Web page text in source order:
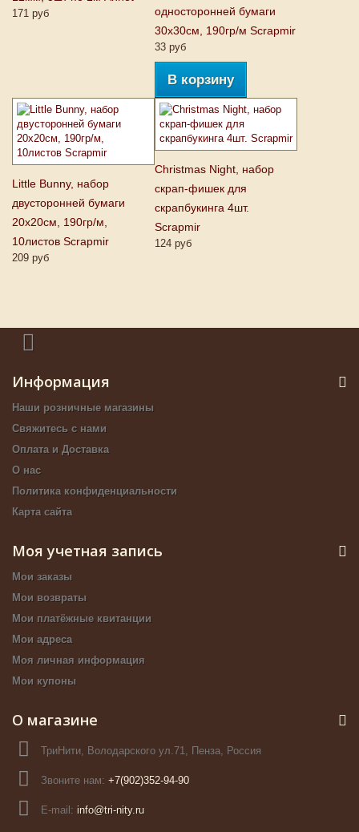
171 руб
односторонней бумаги
30х30см, 190гр/м Scrapmir
33 руб
В корзину
Little Bunny, набор
двусторонней бумаги
20х20см, 190гр/м,
10листов Scrapmir
209 руб
Christmas Night, набор
скрап-фишек для
скрапбукинга 4шт.
Scrapmir
124 руб
Информация
Наши розничные магазины
Свяжитесь с нами
Оплата и Доставка
О нас
Политика конфиденциальности
Карта сайта
Моя учетная запись
Мои заказы
Мои возвраты
Мои платёжные квитанции
Мои адреса
Моя личная информация
Мои купоны
О магазине
ТриНити, Володарского ул.71, Пенза, Россия
Звоните нам: +7(902)352-94-90
E-mail: info@tri-nity.ru